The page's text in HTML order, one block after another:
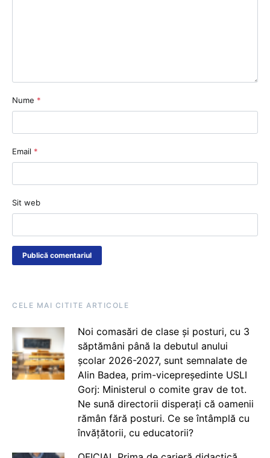
Nume *
Email *
Sit web
CELE MAI CITITE ARTICOLE
Noi comasări de clase și posturi, cu 3
săptămâni până la debutul anului
școlar 2026-2027, sunt semnalate de
Alin Badea, prim-vicepreședinte USLI
Gorj: Ministerul o comite grav de tot.
Ne sună directorii disperați că oamenii
rămân fără posturi. Ce se întâmplă cu
învățătorii, cu educatorii?